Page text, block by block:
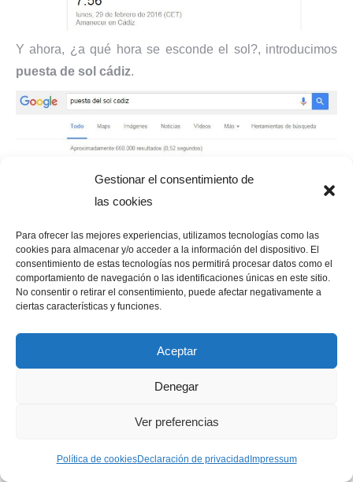
Gestionar el consentimiento de
las cookies
Para ofrecer las mejores experiencias, utilizamos tecnologías como las
cookies para almacenar y/o acceder a la información del dispositivo. El
consentimiento de estas tecnologías nos permitirá procesar datos como el
comportamiento de navegación o las identificaciones únicas en este sitio.
No consentir o retirar el consentimiento, puede afectar negativamente a
ciertas características y funciones.
Aceptar
Denegar
Ver preferencias
Política de cookiesDeclaración de privacidad Impressum
Y ahora, ¿a qué hora se esconde el sol?, introducimos
puesta de sol cádiz.
¿Qué te han parecido estas funciones del buscador
Google?, ¿las conocías todas?.
Tal y como he comentado al principio, existen muchas
más, ¿quieres conocer el resto?, solo tienes que entrar
puedas encontrar alguna que se ajuste a lo que estabas
Un millón de gracias por leerme y que tengas un feliz día.